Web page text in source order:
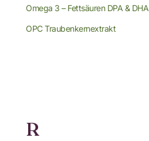
Omega 3 – Fettsäuren DPA & DHA
OPC Traubenkernextrakt
R